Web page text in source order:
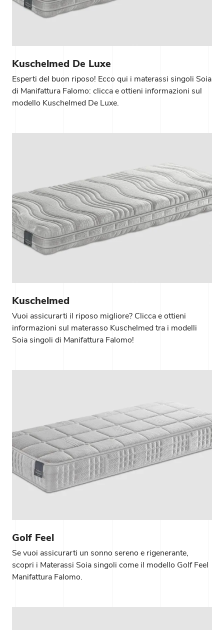
Kuschelmed De Luxe
Esperti del buon riposo! Ecco qui i materassi singoli Soia
di Manifattura Falomo: clicca e ottieni informazioni sul
modello Kuschelmed De Luxe.
Kuschelmed
Vuoi assicurarti il riposo migliore? Clicca e ottieni
informazioni sul materasso Kuschelmed tra i modelli
Soia singoli di Manifattura Falomo!
Golf Feel
Se vuoi assicurarti un sonno sereno e rigenerante,
scopri i Materassi Soia singoli come il modello Golf Feel
Manifattura Falomo.